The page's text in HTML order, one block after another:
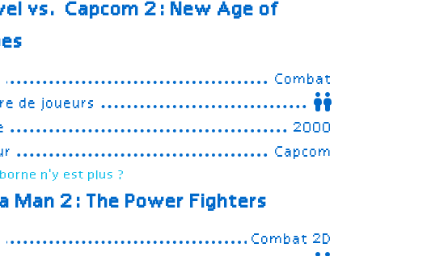
vs. Capcom 2: New Age of
Combat
de joueurs
2000
Capcom
n'y est plus ?
Man 2: The Power Fighters
Combat 2D